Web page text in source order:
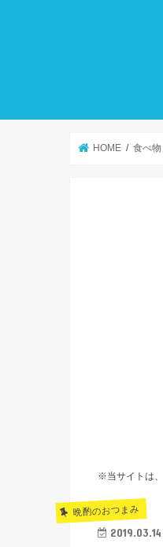
HOME 食べ物
※当サイトは、
晩酌のおつまみ
2019.03.14